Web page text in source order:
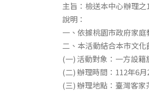
主旨：檢送本中心辦理
說明：
一、依據桃園市政府家
二、本活動結合本市文
(一) 活動對象：一方設
(二) 辦理時間：112年6
(三) 辦理地點：臺灣客